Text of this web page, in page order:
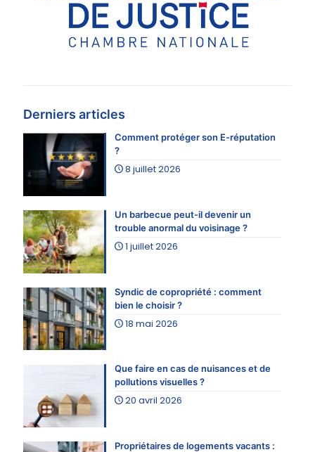
Derniers articles
Comment protéger son E-réputation
?
8 juillet 2026
Un barbecue peut-il devenir un
trouble anormal du voisinage ?
1 juillet 2026
Syndic de copropriété : comment
bien le choisir ?
18 mai 2026
Que faire en cas de nuisances et de
pollutions visuelles ?
20 avril 2026
Propriétaires de logements vacants :